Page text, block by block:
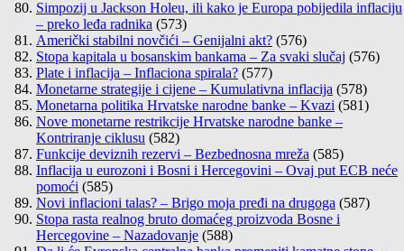
Simpozij u Jackson Holeu, ili kako je Europa pobijedila inflaciju
– preko leđa radnika (573)
Američki stabilni novčići – Genijalni akt? (576)
Stopa kapitala u bosanskim bankama – Za svaki slučaj (576)
Plate i inflacija – Inflaciona spirala? (577)
Monetarne strategije i cijene – Kumulativna inflacija (578)
Monetarna politika Hrvatske narodne banke – Kvazi (581)
Nove monetarne restrikcije Hrvatske narodne banke –
Kontriranje ciklusu (582)
Funkcije deviznih rezervi – Bezbednosna mreža (585)
Inflacija u eurozoni i Bosni i Hercegovini – Ovaj put ECB neće
pomoći (585)
Novi inflacioni talas? – Brigo moja pređi na drugoga (587)
Stopa rasta realnog bruto domaćeg proizvoda Bosne i
Hercegovine – Nazadovanje (588)